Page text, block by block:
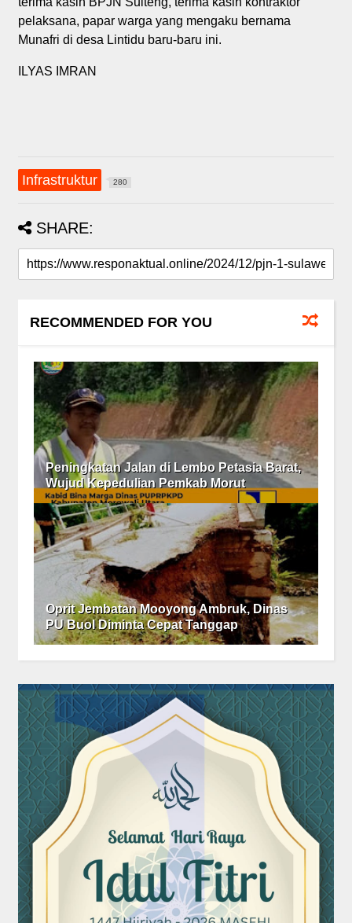
pelaksana, papar warga yang mengaku bernama
Munafri di desa Lintidu baru-baru ini.
ILYAS IMRAN
Infrastruktur 280
SHARE:
RECOMMENDED FOR YOU
Peningkatan Jalan di Lembo Petasia Barat,
Wujud Kepedulian Pemkab Morut
Oprit Jembatan Mooyong Ambruk, Dinas
PU Buol Diminta Cepat Tanggap